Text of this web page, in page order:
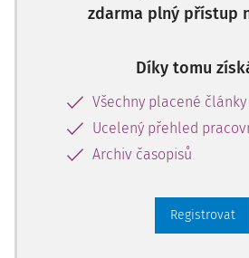
zdarma plný přístup
Díky tomu
Všechny placené
Ucelený přehled
Archiv časopisů
Registrovat